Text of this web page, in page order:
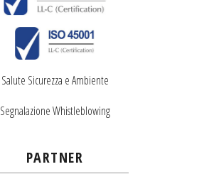
Salute Sicurezza e Ambiente
Segnalazione Whistleblowing
PARTNER